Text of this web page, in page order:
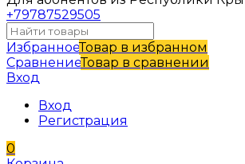
+79787529505
ИзбранноеТовар в избранном
СравнениеТовар в сравнении
Вход
Вход
Регистрация
0